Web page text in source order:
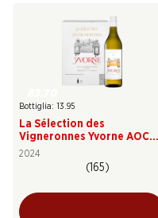
Bottiglia: 13.95
La Sélection des
Vigneronnes Yvorne AOC
Chablais
2024
(165)